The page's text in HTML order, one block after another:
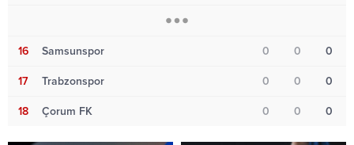
16 Samsunspor 0 0 0
17 Trabzonspor 0 0 0
18 Çorum FK 0 0 0